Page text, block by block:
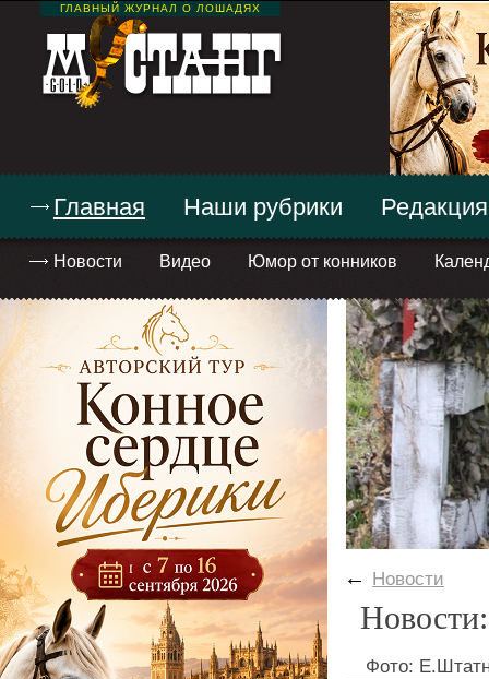
ГЛАВНЫЙ ЖУРНАЛ О ЛОШАДЯХ
Главная
Новости Видео Юмор от конников
Наши рубрики Редакция
← Новости
Фото: